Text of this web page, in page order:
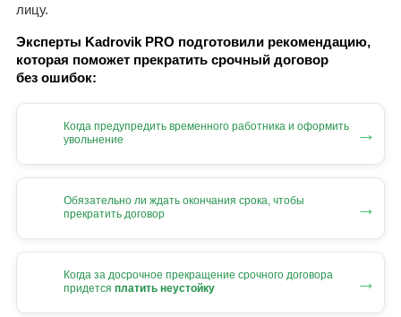
лицу.
Эксперты Kadrovik PRO подготовили рекомендацию,
которая поможет прекратить срочный договор
без ошибок:
Когда предупредить временного работника и оформить
увольнение
→
Обязательно ли ждать окончания срока, чтобы
прекратить договор
→
Когда за досрочное прекращение срочного договора
придется платить неустойку →